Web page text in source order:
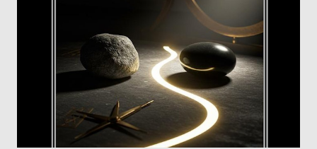
impulsos, motivos e motivações ancestrais e universais que
datam do início da história humana. Os psicólogos têm notado
que, em cada única cultura os homens parecem ser motivados
ou conduzidos por três instintos básicos ou impulsos: Um
instinto de se reunir em grupos para desfrutar da companhia
uns dos outros. Os homens, em particular, parecem ter um...